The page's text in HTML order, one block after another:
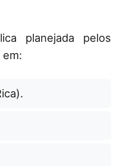
planejada pelos